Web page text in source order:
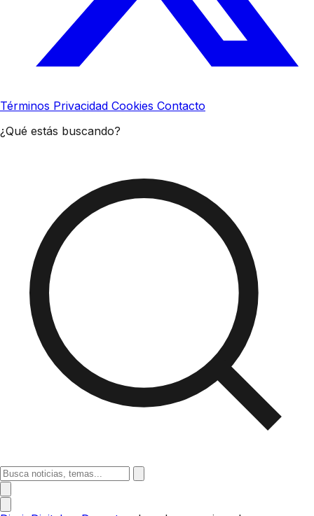
Términos Privacidad Cookies Contacto
¿Qué estás buscando?